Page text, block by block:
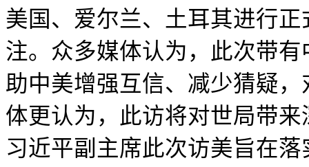
美国、爱尔兰、土耳其进行
注。众多媒体认为，此次带
助中美增强互信、减少猜疑
体更认为，此访将对世局带
习近平副主席此次访美旨在